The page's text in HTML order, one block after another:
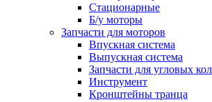
Стационарные
Б/у моторы
Запчасти для моторов
Впускная система
Выпускная система
Запчасти для угловых
Инструмент
Кронштейны транца